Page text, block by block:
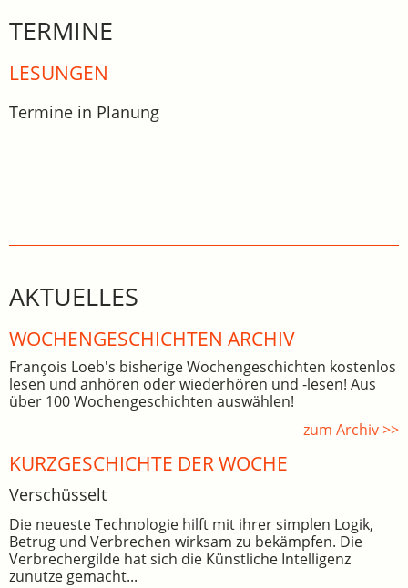
TERMINE
LESUNGEN
Termine in Planung
AKTUELLES
WOCHEN­GE­SCHICHTEN ARCHIV
François Loeb's bisherige Wochengeschichten kostenlos
lesen und anhören oder wiederhören und -lesen! Aus
über 100 Wochengeschichten auswählen!
zum Archiv >>
KURZGESCHICHTE DER WOCHE
Verschüsselt
Die neueste Technologie hilft mit ihrer simplen Logik,
Betrug und Verbrechen wirksam zu bekämpfen. Die
Verbrechergilde hat sich die Künstliche Intelligenz
zunutze gemacht...